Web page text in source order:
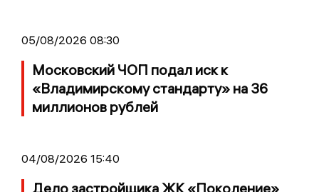
05/08/2026 08:30
Московский ЧОП подал иск к
«Владимирскому стандарту» на 36
миллионов рублей
04/08/2026 15:40
Дело застройщика ЖК «Поколение»